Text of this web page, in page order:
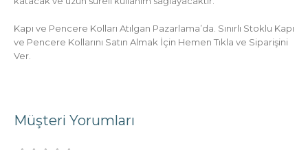
Kapı ve Pencere Kolları Atılgan Pazarlama’da. Sınırlı Stoklu Kapı
ve Pencere Kollarını Satın Almak İçin Hemen Tıkla ve Siparişini
Ver.
Müşteri Yorumları